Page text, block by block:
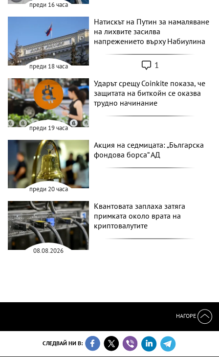
преди 16 часа
преди 18 часа
Натискът на Путин за намаляване
на лихвите засилва
напрежението върху Набиулина
1
преди 19 часа
Ударът срещу Coinkite показа, че
защитата на биткойн се оказва
трудно начинание
преди 20 часа
Акция на седмицата: „Българска
фондова борса“ АД
08.08.2026
Квантовата заплаха затяга
примката около врата на
криптовалутите
НАГОРЕ
СЛЕДВАЙ НИ В: